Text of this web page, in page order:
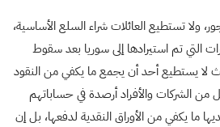
ولا تستطيع العائلات شراء السلع الأساسية،
التي تم استيرادها إلى سوريا بعد سقوط
لا يستطيع أحد أن يجمع ما يكفي من النقود
الشركات والأفراد أرصدة في حساباتهم
ما يكفي من الأوراق النقدية لدفعها، بل إن